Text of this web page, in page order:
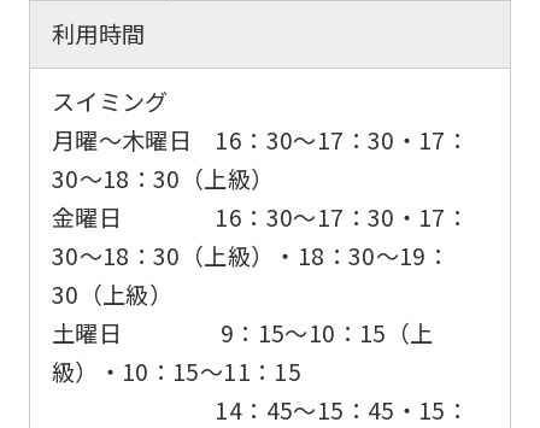
利用時間
スイミング
月曜〜木曜日 16：30〜17：30・17：
30〜18：30（上級）
金曜日 16：30〜17：30・17：
30〜18：30（上級）・18：30〜19：
30（上級）
土曜日 9：15〜10：15（上
級）・10：15〜11：15
14：45〜15：45・15：
English.
the
link
(start
automatic
translation)